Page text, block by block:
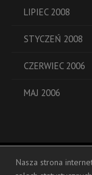
LIPIEC 2008
STYCZEŃ 2008
CZERWIEC 2006
MAJ 2006
Nasza strona